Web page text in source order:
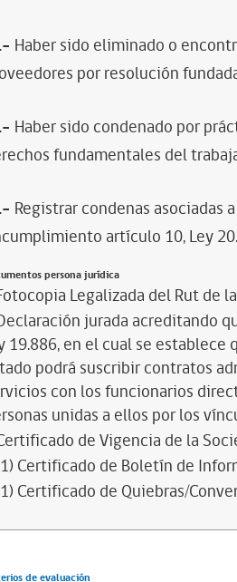
Haber sido eliminado o
por resolución
Haber sido condenado por
fundamentales del
Registrar condenas asociadas
artículo 10, Ley
persona jurídica
Legalizada del Rut de
jurada acreditando
19.886, en el cual se
podrá suscribir contratos
con los funcionarios
unidas a ellos por los
de Vigencia de la
Certificado de Boletín de
Certificado de Quiebras/
de evaluación